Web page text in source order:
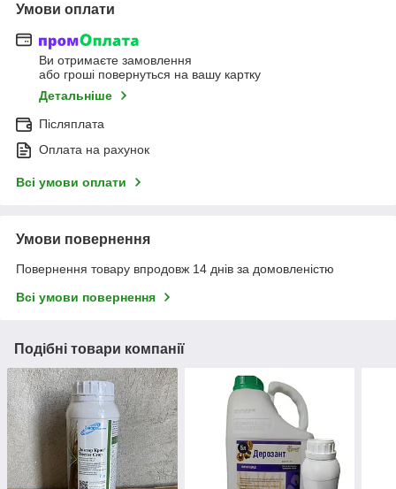
Умови оплати
Ви отримаєте замовлення
або гроші повернуться на вашу картку
Детальніше
Післяплата
Оплата на рахунок
Всі умови оплати
Умови повернення
Повернення товару впродовж 14 днів за домовленістю
Всі умови повернення
Подібні товари компанії